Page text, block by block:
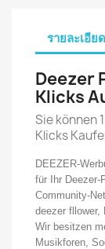
รายละเอียด
Deezer
Klicks
Sie können
Klicks
DEEZER-
für Ihr Deezer-
Community-
deezer fllower,
Wir besitzen
Musikforen,